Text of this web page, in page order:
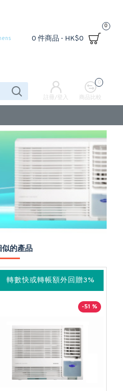
0 件商品 - HK$0
0
註冊/登入 商品比較
0
似的產品
轉數快或轉帳額外回贈3%
-51 %